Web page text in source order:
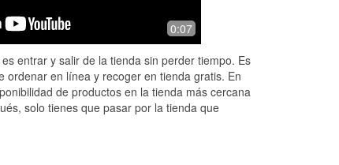
0:07
entrar y salir de la tienda sin perder tiempo. Es
ordenar en línea y recoger en tienda gratis. En
de productos en la tienda más cercana
solo tienes que pasar por la tienda que